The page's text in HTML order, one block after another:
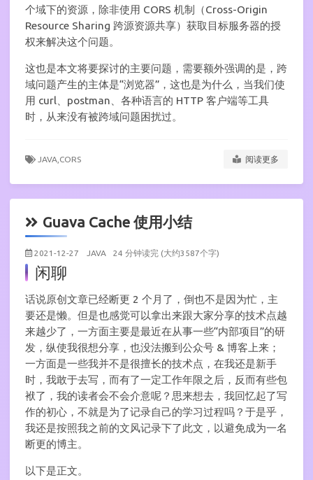
个域下的资源，除非使用 CORS 机制（Cross-Origin
Resource Sharing 跨源资源共享）获取目标服务器的授
权来解决这个问题。
这也是本文将要探讨的主要问题，需要额外强调的是，跨
域问题产生的主体是“浏览器”，这也是为什么，当我们使
用 curl、postman、各种语言的 HTTP 客户端等工具
时，从来没有被跨域问题困扰过。
JAVA, CORS 阅读更多
Guava Cache 使用小结
2021-12-27 JAVA 24 分钟读完 (大约3587个字)
闲聊
话说原创文章已经断更 2 个月了，倒也不是因为忙，主
要还是懒。但是也感觉可以拿出来跟大家分享的技术点越
来越少了，一方面主要是最近在从事一些“内部项目”的研
发，纵使我很想分享，也没法搬到公众号 & 博客上来；
一方面是一些我并不是很擅长的技术点，在我还是新手
时，我敢于去写，而有了一定工作年限之后，反而有些包
袱了，我的读者会不会介意呢？思来想去，我回忆起了写
作的初心，不就是为了记录自己的学习过程吗？于是乎，
我还是按照我之前的文风记录下了此文，以避免成为一名
断更的博主。
以下是正文。